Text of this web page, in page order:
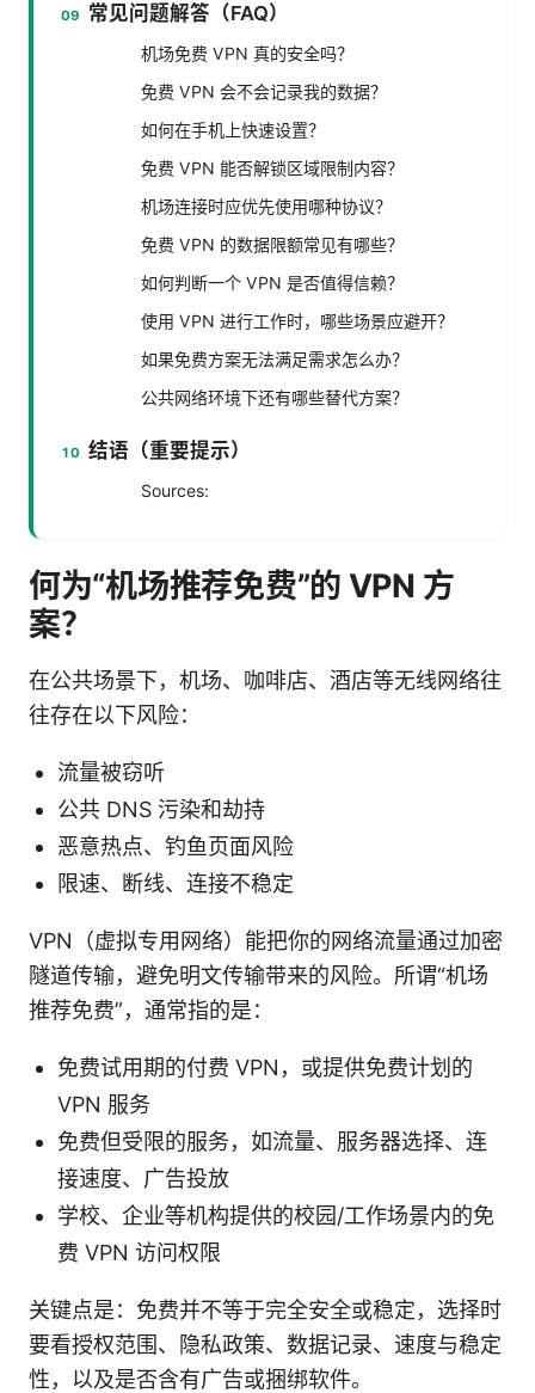
常见问题解答（FAQ）
机场免费 VPN 真的安全吗？
免费 VPN 会不会记录我的数据？
如何在手机上快速设置？
免费 VPN 能否解锁区域限制内容？
机场连接时应优先使用哪种协议？
免费 VPN 的数据限额常见有哪些？
如何判断一个 VPN 是否值得信赖？
使用 VPN 进行工作时，哪些场景应避开？
如果免费方案无法满足需求怎么办？
公共网络环境下还有哪些替代方案？
结语（重要提示）
Sources:
何为“机场推荐免费”的 VPN 方
案？
在公共场景下，机场、咖啡店、酒店等无线网络往
往存在以下风险：
流量被窃听
公共 DNS 污染和劫持
恶意热点、钓鱼页面风险
限速、断线、连接不稳定
VPN（虚拟专用网络）能把你的网络流量通过加密
隧道传输，避免明文传输带来的风险。所谓“机场
推荐免费”，通常指的是：
免费试用期的付费 VPN，或提供免费计划的
VPN 服务
免费但受限的服务，如流量、服务器选择、连
接速度、广告投放
学校、企业等机构提供的校园/工作场景内的免
费 VPN 访问权限
关键点是：免费并不等于完全安全或稳定，选择时
要看授权范围、隐私政策、数据记录、速度与稳定
性，以及是否含有广告或捆绑软件。